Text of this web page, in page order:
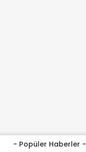
mesajı
- Popüler Haberler -